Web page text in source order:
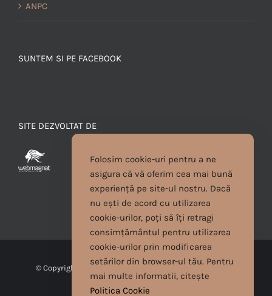
ANPC
SUNTEM SI PE FACEBOOK
SITE DEZVOLTAT DE
© Copyright
2026 | Cristina Egyed | Toate drepturile
Folosim cookie-uri pentru a ne
asigura că vă oferim cea mai bună
experiență pe site-ul nostru. Dacă
nu ești de acord cu utilizarea
cookie-urilor, poți să îți retragi
consimțământul pentru utilizarea
cookie-urilor prin modificarea
setărilor din browser-ul tău. Pentru
mai multe informatii, citește
Politica Cookie